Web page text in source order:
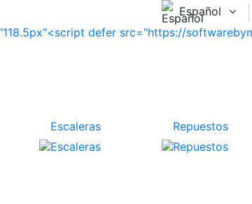
Español
Escaleras Repuestos